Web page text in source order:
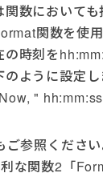
関数において
関数を使用
の時刻を
ように設定し
" hh:mm:ss
参照ください
な関数2「